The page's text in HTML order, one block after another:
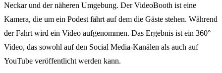
Neckar und der näheren Umgebung. Der VideoBooth ist eine
Kamera, die um ein Podest fährt auf dem die Gäste stehen. Während
der Fahrt wird ein Video aufgenommen. Das Ergebnis ist ein 360°
Video, das sowohl auf den Social Media-Kanälen als auch auf
YouTube veröffentlicht werden kann.